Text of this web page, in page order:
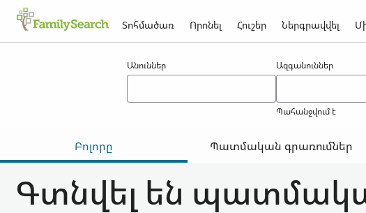
Տոհմածառ Որոնել Հուշեր Ներգրավվել
Անուններ Ազգանուններ
Պահանջվում է
Բոլորը Պատմական գրառումներ
Գտնվել են